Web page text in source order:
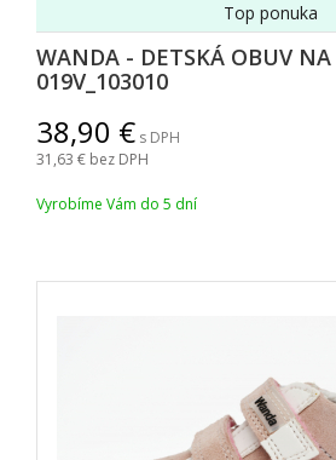
WANDA - DETSKÁ OBUV NA
019V_103010
Top ponuka
38,90
s DPH
31,63 bez DPH
Vyrobíme Vám do 5 dní